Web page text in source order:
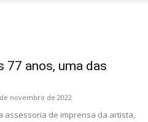
77 anos, uma das
novembro de 2022
assessoria de imprensa da artista,